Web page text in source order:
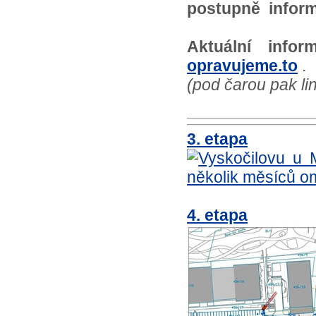
postupně
Aktuální
opravujeme.to .
(pod čarou pak
3. etapa
4. etapa